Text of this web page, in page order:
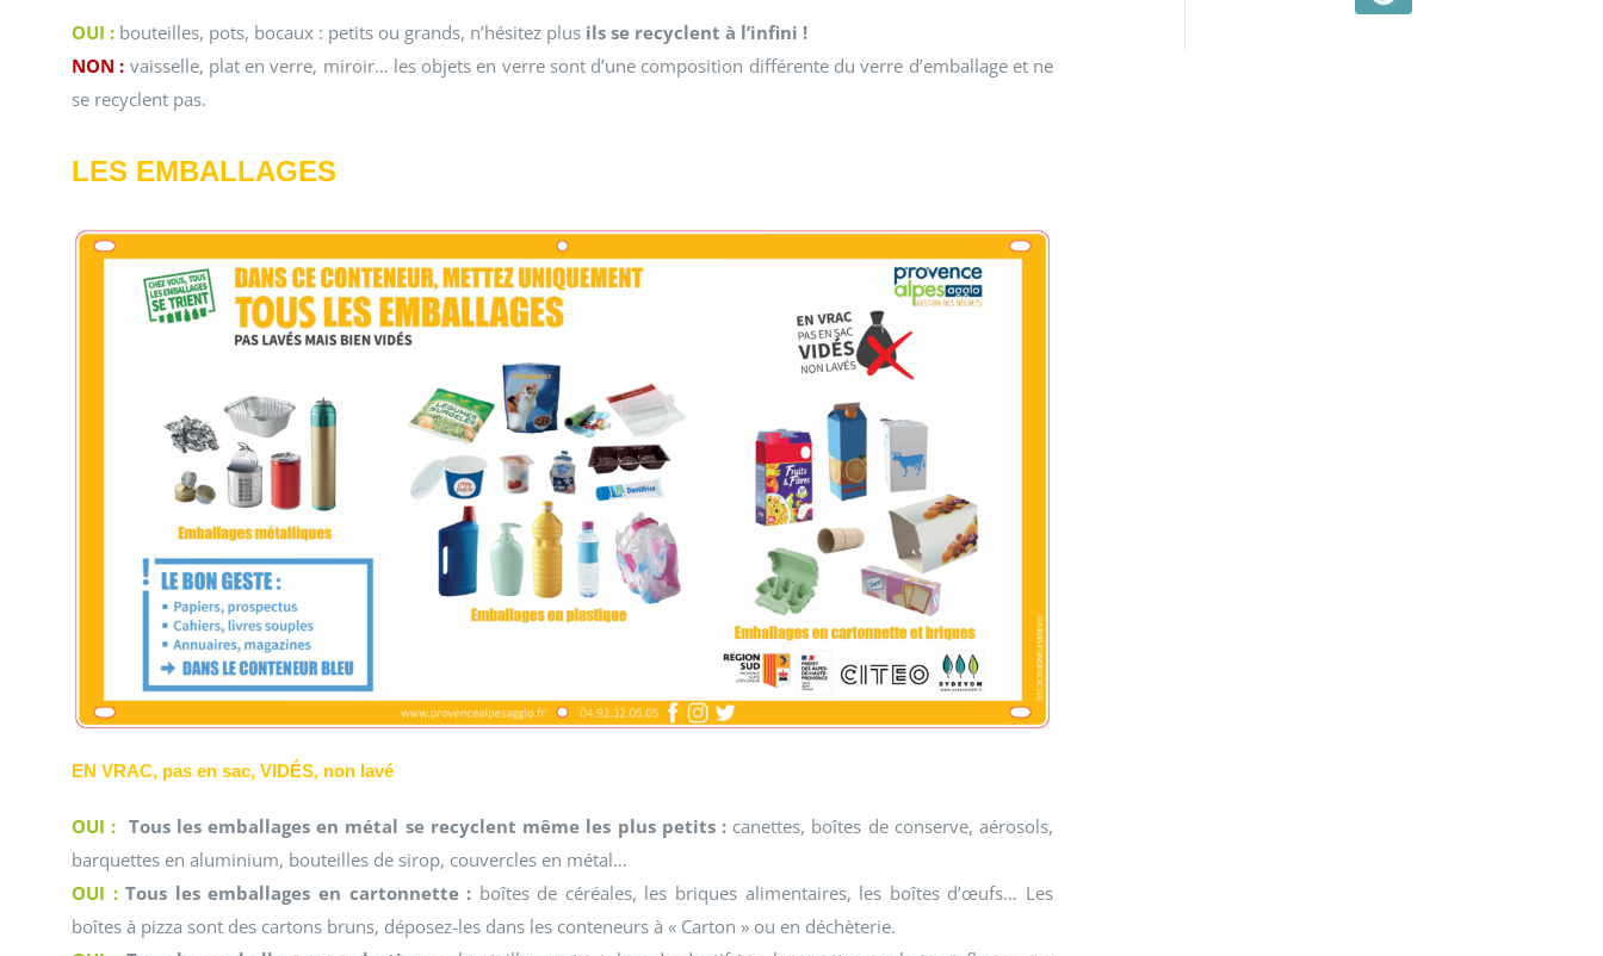
OUI :bouteilles, pots, bocaux : petits ou grands, n’hésitez plus ils se recyclent à l’infini !
NON : vaisselle, plat en verre, miroir… les objets en verre sont d’une composition différente du verre d’emballage et ne
se recyclent pas.
LES EMBALLAGES
EN VRAC, pas en sac, VIDÉS, non lavé
OUI : Tous les emballages en métal se recyclent même les plus petits : canettes, boîtes de conserve, aérosols,
barquettes en aluminium, bouteilles de sirop, couvercles en métal…
OUI : Tous les emballages en cartonnette : boîtes de céréales, les briques alimentaires, les boîtes d’œufs… Les
boîtes à pizza sont des cartons bruns, déposez-les dans les conteneurs à « Carton » ou en déchèterie.